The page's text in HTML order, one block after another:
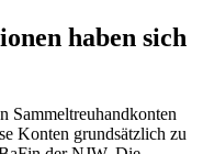
haben sich
Sammeltreuhandkonten
Konten grundsätzlich zu